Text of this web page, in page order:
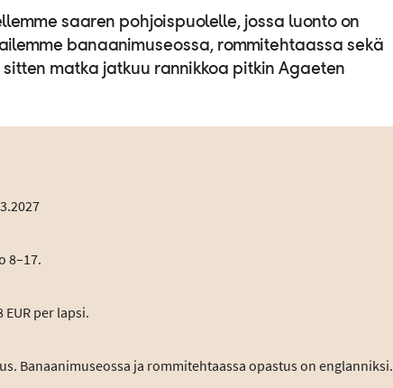
saaren pohjoispuolelle, jossa luonto on
banaanimuseossa, rommitehtaassa sekä
sitten matka jatkuu rannikkoa pitkin Agaeten
8–17.
EUR per lapsi.
Banaanimuseossa ja rommitehtaassa opastus on englanniksi.